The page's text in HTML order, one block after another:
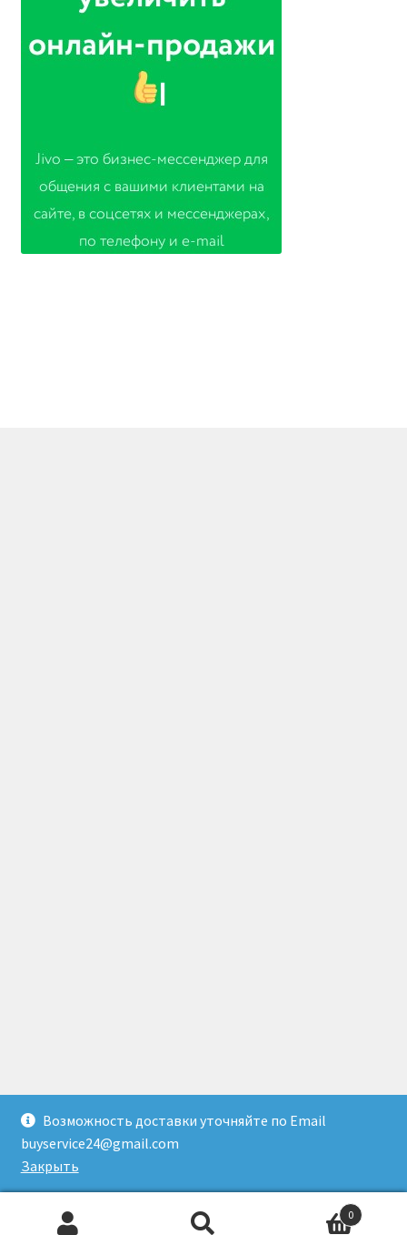
Возможность доставки уточняйте по Email
buyservice24@gmail.com
Закрыть
© Доставка товаров из Гонконга 2026
Создано с помощью WooCommerce
0